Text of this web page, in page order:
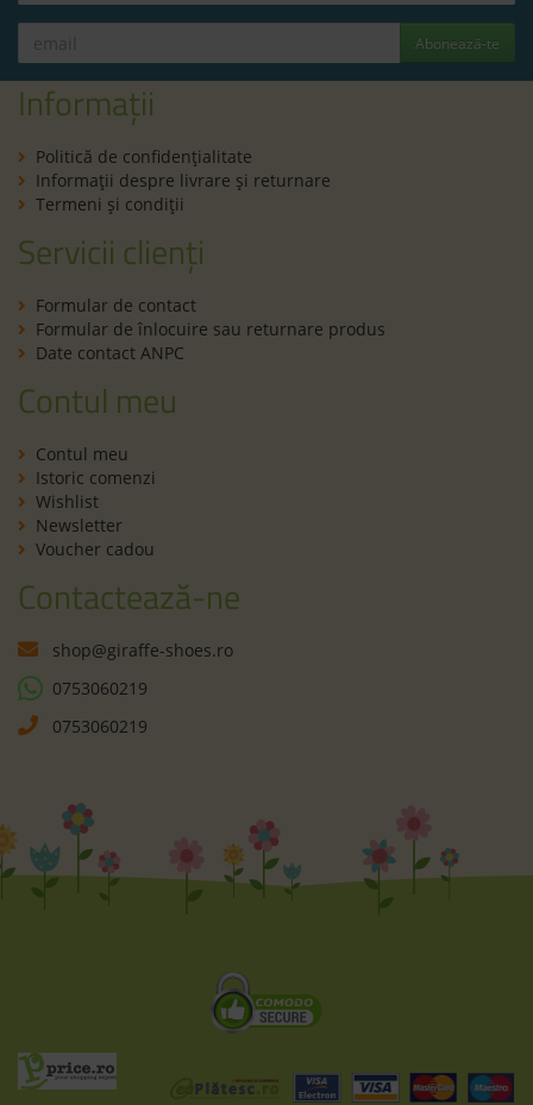
Abonează-te
Informații
Politică de confidenţialitate
Informaţii despre livrare și returnare
Termeni şi condiţii
Servicii clienți
Formular de contact
Formular de înlocuire sau returnare produs
Date contact ANPC
Contul meu
Contul meu
Istoric comenzi
Wishlist
Newsletter
Voucher cadou
Contactează-ne
shop@giraffe-shoes.ro
0753060219
0753060219